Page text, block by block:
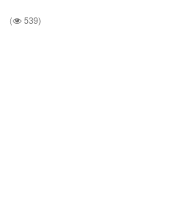
( 539)